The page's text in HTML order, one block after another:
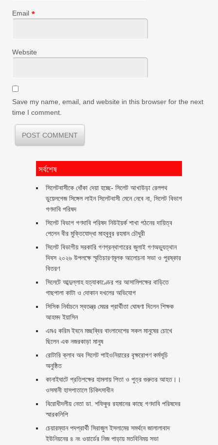
Email *
Website
Save my name, email, and website in this browser for the next
time I comment.
সর্বশেষ
‎সিলেটবাসীকে ধোঁকা দেয়া হচ্ছে- সিলেট আখাউড়া রেলপথ
ডুয়েলগেজ সিঙ্গেল লাইন সিলেটবাসী মেনে নেবে না, সিলেট বিভাগ
গণদাবি পরিষদ
সিলেট বিভাগ গণদাবি পরিষদ নিউইয়র্ক শাখা গঠনের দায়িত্ব
পেলেন বীর মুক্তিযোদ্ধা মাহবুবুর রহমান চৌধুরী ‎ ‎
সিলেট বিভাগীয় সরকারি গণগ্রন্থাগারের জুলাই গণঅভ্যুত্থান
দিবস ২০২৬ উপলক্ষে স্মৃতিচারণমূলক আলোচনা সভা ও পুরষ্কার
বিতরণ ‎ ‎
সিলেটে আব্দুল্লাহ হত্যাকাণ্ডের পর আসামিপক্ষের বাড়িতে
গাছপালা কাটা ও দোকান দখলের অভিযোগ
সিসিক নির্বাচনে স্বতন্ত্র মেয়র প্রার্থীতা ঘোষণা দিলেন শিক্ষক
আহমদ ইয়াসিন
এমএ করিম ইবনে মচ্ছব্বির বাংলাদেশের সকল মানুষের চোখে
ছিলেন এক নজরকাড়া মানুষ ‎
রোটারি ক্লাব অব সিলেট পাইওনিয়ারের বৃক্ষরোপণ কর্মসূচি
অনুষ্ঠিত
কানাইঘাটে প্রতিপক্ষের হামলায় পিতা ও পুত্র গুরুতর আহত।।
ওসমানী হাসপাতালে চিকিৎসাধীন
বিরোধীদলীয় নেতা ডা. শফিকুর রহমানের কাছে গণদাবি পরিষদের
স্মারকলিপি ‎
চেয়ারম্যান পদপ্রার্থী সিরাজুল ইসলামের সমর্থনে জালালাবাদ
ইউনিয়নের ৪ নং ওয়ার্ডের নিজ পাড়ায় মতবিনিময় সভা